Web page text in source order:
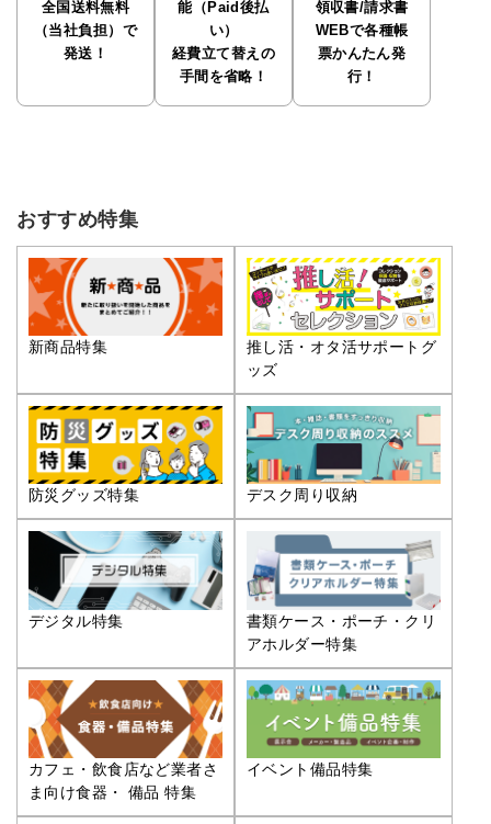
全国送料無料
（当社負担）で
発送！
能（Paid後払
い）
経費立て替えの
手間を省略！
領収書/請求書
WEBで各種帳
票かんたん発
行！
おすすめ特集
新商品特集
推し活・オタ活サポートグ
ッズ
防災グッズ特集 デスク周り収納
デジタル特集
書類ケース・ポーチ・クリ
アホルダー特集
カフェ・飲食店など業者さ
ま向け食器・ 備品 特集
イベント備品特集